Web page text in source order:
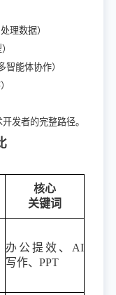
理数据）
能体协作）
发者的完整路径。
核心
关键词
办公提效、AI
写作、PPT